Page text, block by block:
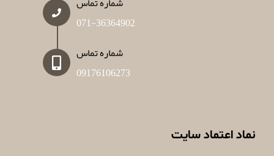
071-36364902
شماره تماس
09176106273
نماد اعتماد سایت